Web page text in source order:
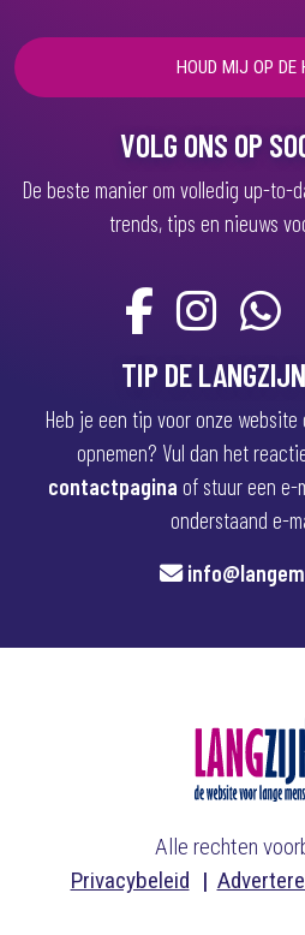
e
i
VOLG ONS OP
De beste manier om volledig up-
trends, tips en nieuws
TIP DE
Heb je een tip voor onze
opnemen? Vul dan het
contactpagina of stuur een e-
onderstaand e-
Alle rechten
Privacybeleid